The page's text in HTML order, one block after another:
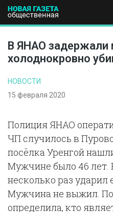
ПОЛИТИКА
В ЯНАО задержали
холоднокровно
НОВОСТИ
15 февраля 2020
Полиция ЯНАО
ЧП случилось в
посёлка Уренгой
Мужчине было 46 лет.
несколько раз ударил
Мужчина не выжил.
определила, кто